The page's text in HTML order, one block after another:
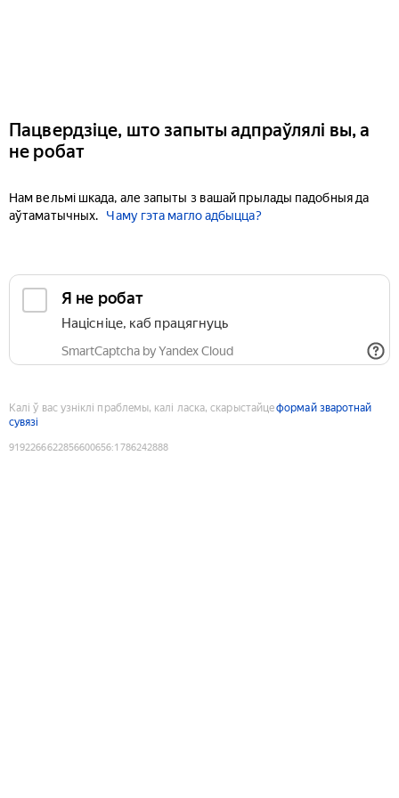
Пацвердзіце, што запыты адпраўлялі вы, а
не робат
Нам вельмі шкада, але запыты з вашай прылады падобныя да
аўтаматычных.
Чаму гэта магло адбыцца?
Я не робат
Націсніце, каб працягнуць
SmartCaptcha by Yandex Cloud
Калі ў вас узніклі праблемы, калі ласка, скарыстайцеформай зваротнай
сувязі
9192266622856600656:1786242888